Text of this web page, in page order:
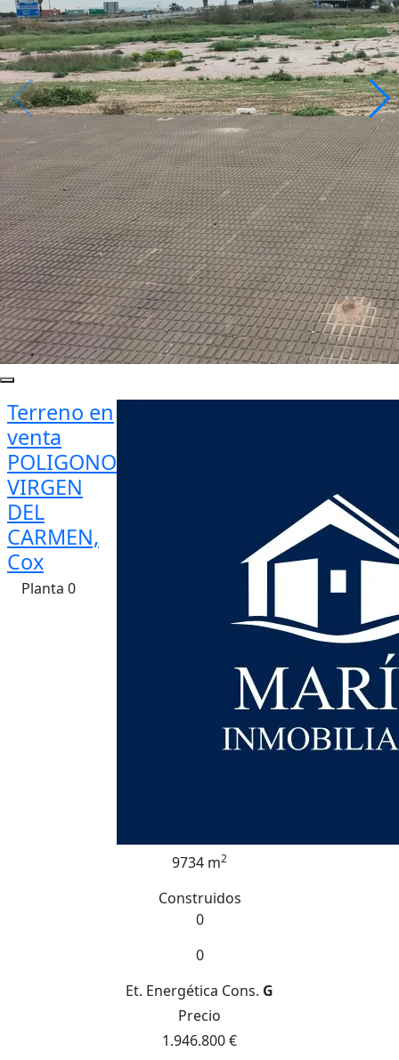
Terreno en
venta
POLIGONO
VIRGEN
DEL
CARMEN,
Cox
Planta 0
9734 m2
Construidos
0
0
Et. Energética Cons. G
Precio
1.946.800 €